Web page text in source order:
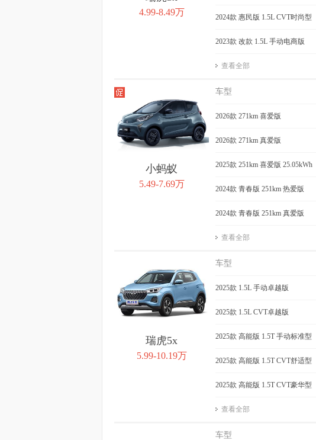
4.99-8.49万 2024款 惠民版 1.5L CVT时尚型
2023款 改款 1.5L 手动电商版
查看全部
小蚂蚁
5.49-7.69万
车型
2026款 271km 喜爱版
2026款 271km 真爱版
2025款 251km 喜爱版 25.05kWh
2024款 青春版 251km 热爱版
2024款 青春版 251km 真爱版
查看全部
瑞虎5x
5.99-10.19万
车型
2025款 1.5L 手动卓越版
2025款 1.5L CVT卓越版
2025款 高能版 1.5T 手动标准型
2025款 高能版 1.5T CVT舒适型
2025款 高能版 1.5T CVT豪华型
查看全部
车型